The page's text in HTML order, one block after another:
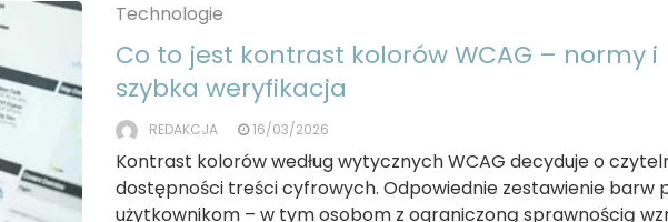
Technologie
Co to jest kontrast kolorów WCAG – normy i
szybka weryfikacja
REDAKCJA 16/03/2026
Kontrast kolorów według wytycznych WCAG decyduje o
dostępności treści cyfrowych. Odpowiednie zestawienie barw
użytkownikom – w tym osobom z ograniczoną sprawnością